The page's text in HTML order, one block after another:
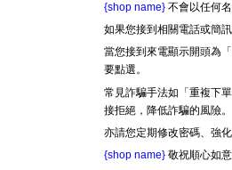
{shop name} 不會以任何
如果您接到相關電話或簡
當您接到來電顯示開頭為
要點選。
常見詐騙手法如「重複下
接拒絕，降低詐騙的風險。
亦請您定期修改密碼、強
{shop name} 敬祝順心如意